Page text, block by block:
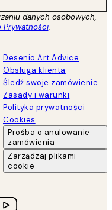
danych osobowych,
Prywatności.
Desenio Art Advice
Obsługa klienta
Śledź swoje zamówienie
Zasady i warunki
Polityka prywatności
Cookies
Prośba o anulowanie
zamówienia
Zarządzaj plikami
cookie